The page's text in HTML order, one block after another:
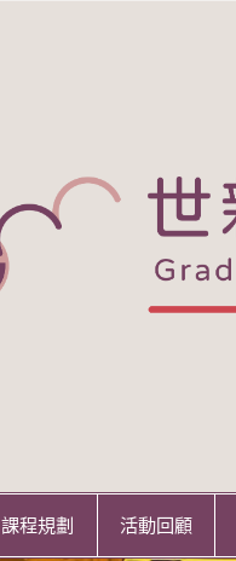
課程規劃 活動回顧